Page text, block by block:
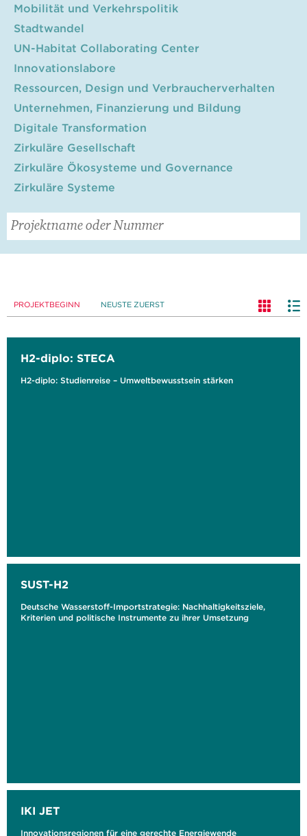
Mobilität und Verkehrspolitik
Stadtwandel
UN-Habitat Collaborating Center
Innovationslabore
Ressourcen, Design und Verbraucherverhalten
Unternehmen, Finanzierung und Bildung
Digitale Transformation
Zirkuläre Gesellschaft
Zirkuläre Ökosysteme und Governance
Zirkuläre Systeme
PROJEKTBEGINN NEUSTE ZUERST
H2-diplo: STECA
H2-diplo: Studienreise – Umweltbewusstsein stärken
SUST-H2
Deutsche Wasserstoff-Importstrategie: Nachhaltigkeitsziele,
Kriterien und politische Instrumente zu ihrer Umsetzung
IKI JET
Innovationsregionen für eine gerechte Energiewende